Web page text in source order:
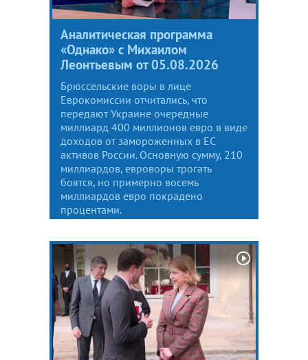
Аналитическая программа
«Однако» с Михаилом
Леонтьевым от 05.08.2026
Брюссельские воры в лице
Еврокомиссии отчитались, что
передают Украине очередные
миллиард 400 миллионов евро в виде
доходов от замороженных в ЕС
активов России. Основную сумму, 210
миллиардов, евроворы трогать
боятся, но примерно восемь
миллиардов евро покрадено
процентами.